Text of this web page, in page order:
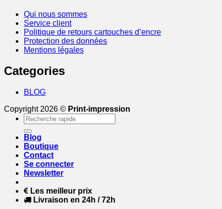
Qui nous sommes
Service client
Politique de retours cartouches d’encre
Protection des données
Mentions légales
Categories
BLOG
Copyright 2026 © Print-impression
Recherche
pour :
Blog
Boutique
Contact
Se connecter
Newsletter
Les meilleur prix
Livraison en 24h / 72h